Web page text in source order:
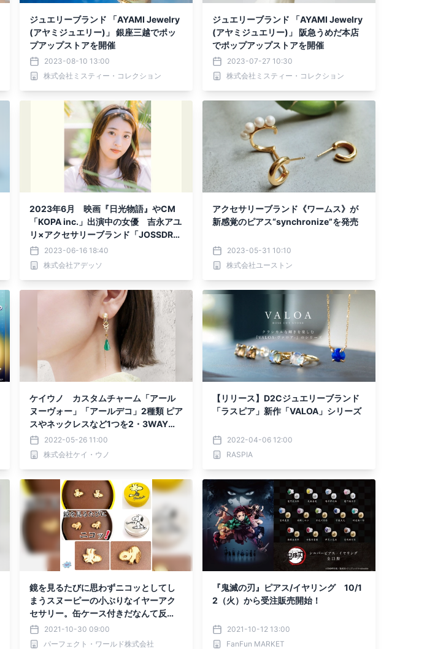
ジュエリーブランド 「AYAMI Jewelry
(アヤミジュエリー)」 銀座三越でポッ
プアップストアを開催
2023-08-10 13:00
株式会社ミスティー・コレクション
ジュエリーブランド 「AYAMI Jewelry
(アヤミジュエリー)」 阪急うめだ本店
でポップアップストアを開催
2023-07-27 10:30
株式会社ミスティー・コレクション
2023年6月 映画『日光物語』やCM
「KOPA inc.」出演中の女優 吉永アユ
リ×アクセサリーブランド「JOSSDRO
PS 」とコラボレーション！！
2023-06-16 18:40
株式会社アデッソ
アクセサリーブランド《ワームス》が
新感覚のピアス“synchronize”を発売
2023-05-31 10:10
株式会社ユーストン
ケイウノ カスタムチャーム「アール
ヌーヴォー」「アールデコ」2種類 ピア
スやネックレスなど1つを2・3WAYで
楽しめるジュエリー
2022-05-26 11:00
株式会社ケイ・ウノ
【リリース】D2Cジュエリーブランド
「ラスピア」新作「VALOA」シリーズ
2022-04-06 12:00
RASPIA
鏡を見るたびに思わずニコッとしてし
まうスヌーピーの小ぶりなイヤーアク
セサリー。缶ケース付きだなんて反
則！2021-10-30 09:00
パーフェクト・ワールド株式会社
『鬼滅の刃』ピアス/イヤリング 10/1
2（火）から受注販売開始！
2021-10-12 13:00
FanFun MARKET